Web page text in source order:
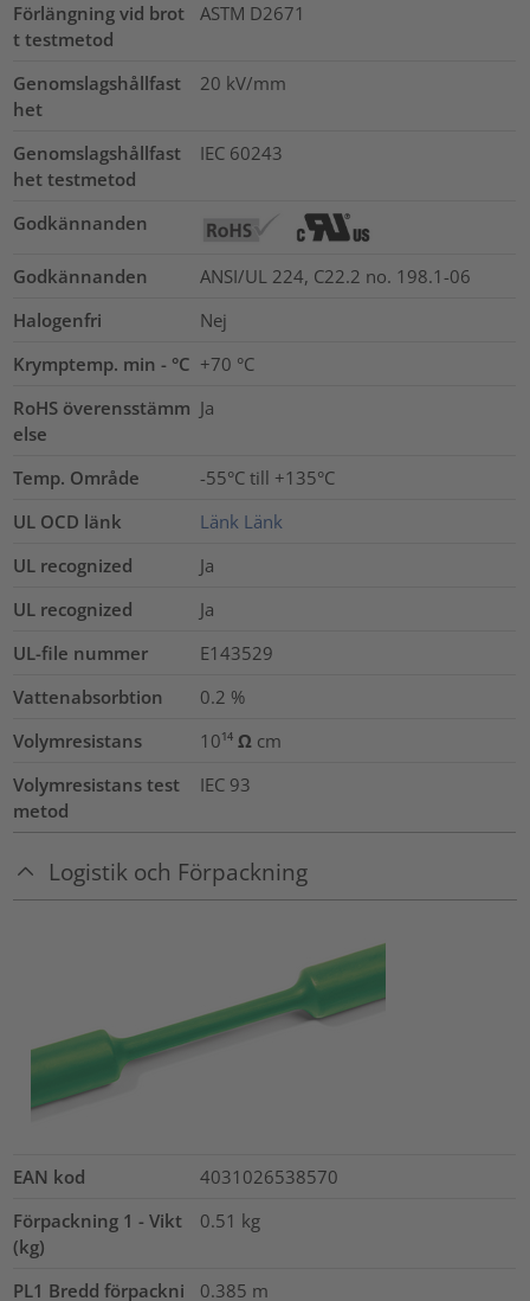
Förlängning vid brot
t testmetod
ASTM D2671
Genomslagshållfast
het
20 kV/mm
Genomslagshållfast
het testmetod
IEC 60243
Godkännanden
Godkännanden
ANSI/UL 224, C22.2 no. 198.1-06
Halogenfri
Nej
Krymptemp. min - °C +70 °C
RoHS överensstämm
else
Ja
Temp. Område
-55°C till +135°C
UL OCD länk
Länk Länk
UL recognized
Ja
UL recognized
Ja
UL-file nummer
E143529
Vattenabsorbtion
0.2 %
Volymresistans
10¹⁴ Ω cm
Volymresistans test
metod
IEC 93
Logistik och Förpackning
EAN kod
4031026538570
Förpackning 1 - Vikt
(kg)
0.51 kg
PL1 Bredd förpackni 0.385 m